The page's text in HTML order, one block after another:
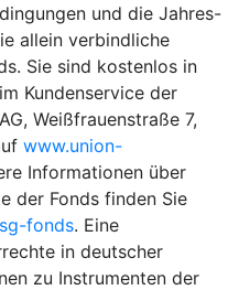
und die Jahres-
allein verbindliche
Sie sind kostenlos in
Kundenservice der
Weißfrauenstraße 7,
www.union-
Informationen über
der Fonds finden Sie
fonds. Eine
in deutscher
zu Instrumenten der